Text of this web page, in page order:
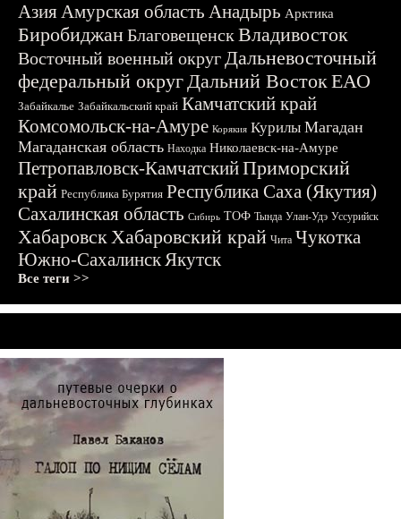
АзияАмурская область Анадырь Арктика
БиробиджанБлаговещенскВладивосток
Восточный военный округДальневосточный
федеральный округДальний ВостокЕАО
Забайкалье Забайкальский край Камчатский край
Комсомольск-на-Амуре Корякия Курилы Магадан
Магаданская область Находка Николаевск-на-Амуре
Петропавловск-КамчатскийПриморский
край Республика Бурятия Республика Саха (Якутия)
Сахалинская область Сибирь ТОФ Тында Улан-Удэ Уссурийск
ХабаровскХабаровский край Чита Чукотка
Южно-СахалинскЯкутск
Все теги >>